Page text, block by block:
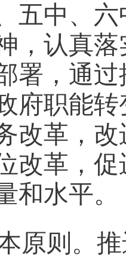
五中、
，认真
署， 通过
府职能
改革，
改革，
和水平。
原则。